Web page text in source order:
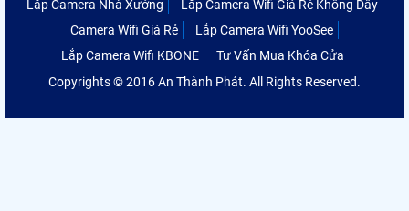
Lắp Camera Nhà Xưởng
Lắp Camera Wifi Giá Rẻ Không Dây
Camera Wifi Giá Rẻ
Lắp Camera Wifi YooSee
Lắp Camera Wifi KBONE
Tư Vấn Mua Khóa Cửa
Copyrights © 2016 An Thành Phát. All Rights Reserved.